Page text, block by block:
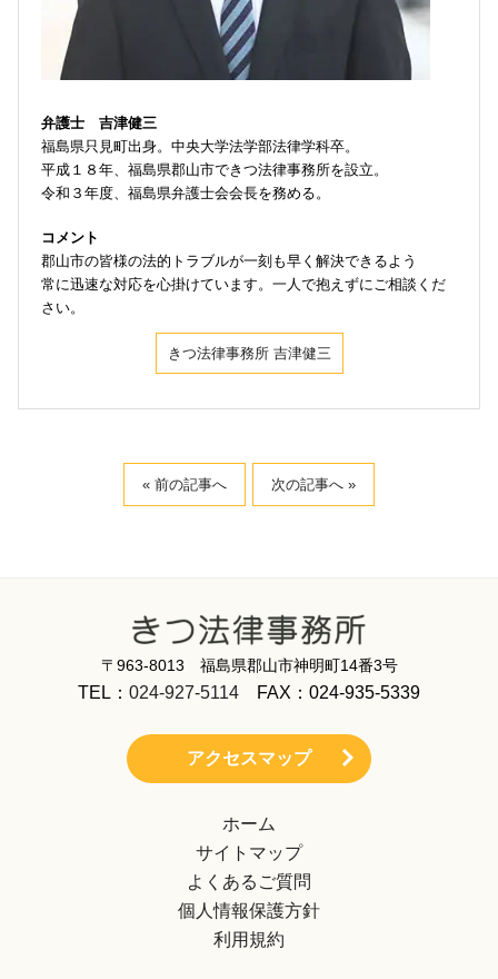
弁護士 吉津健三
福島県只見町出身。中央大学法学部法律学科卒。
平成１８年、福島県郡山市できつ法律事務所を設立。
令和３年度、福島県弁護士会会長を務める。
コメント
郡山市の皆様の法的トラブルが一刻も早く解決できるよう
常に迅速な対応を心掛けています。一人で抱えずにご相談くだ
さい。
きつ法律事務所 吉津健三
« 前の記事へ 次の記事へ »
〒963-8013 福島県郡山市神明町14番3号
TEL： 024-927-5114 FAX：024-935-5339
アクセスマップ
ホーム
サイトマップ
よくあるご質問
個人情報保護方針
利用規約